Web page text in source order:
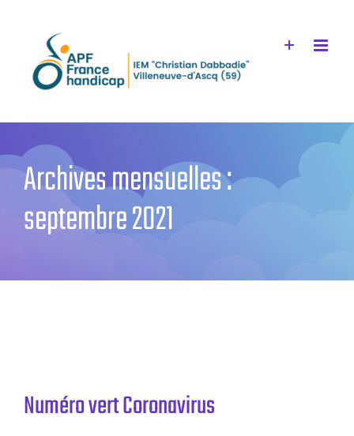
contenu
Archives mensuelles :
septembre 2021
Numéro vert Coronavirus